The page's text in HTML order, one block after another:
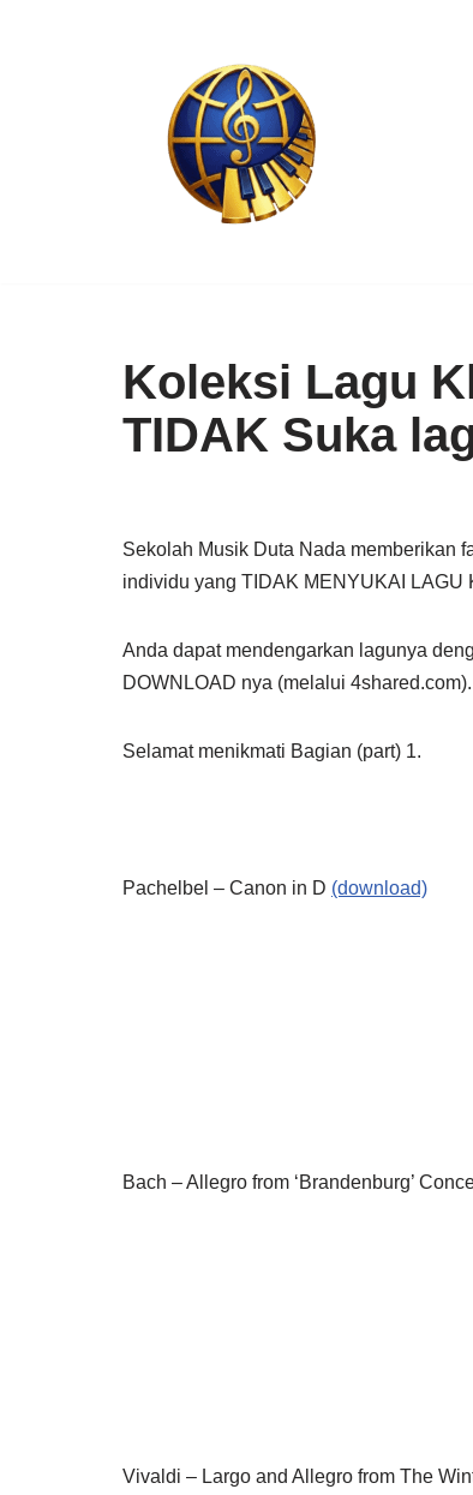
Koleksi Lagu
TIDAK Suka
Sekolah Musik Duta Nada memberikan
individu yang TIDAK MENYUKAI
Anda dapat mendengarkan lagunya
DOWNLOAD nya (melalui 4shared.com).
Selamat menikmati Bagian (part) 1.
Pachelbel – Canon in D (download)
Bach – Allegro from ‘Brandenburg’
Vivaldi – Largo and Allegro from The